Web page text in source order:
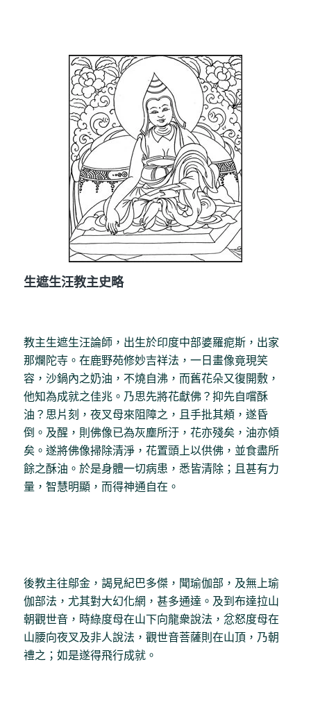
生遮生汪教主史略
教主生遮生汪論師，出生於印度中部婆羅痆斯，出家
那爛陀寺。在鹿野苑修妙吉祥法，一日畫像竟現笑
容，沙鍋內之奶油，不燒自沸，而舊花朵又復開敷，
他知為成就之佳兆。乃思先將花獻佛？抑先自嚐酥
油？思片刻，夜叉母來阻障之，且手批其頰，遂昏
倒。及醒，則佛像已為灰塵所汙，花亦殘矣，油亦傾
矣。遂將佛像掃除清淨，花置頭上以供佛，並食盡所
餘之酥油。於是身體一切病患，悉皆清除；且甚有力
量，智慧明顯，而得神通自在。
後教主往鄔金，謁見紀巴多傑，聞瑜伽部，及無上瑜
伽部法，尤其對大幻化網，甚多通達。及到布達拉山
朝觀世音，時綠度母在山下向龍衆說法，忿怒度母在
山腰向夜叉及非人說法，觀世音菩薩則在山頂，乃朝
禮之；如是遂得飛行成就。